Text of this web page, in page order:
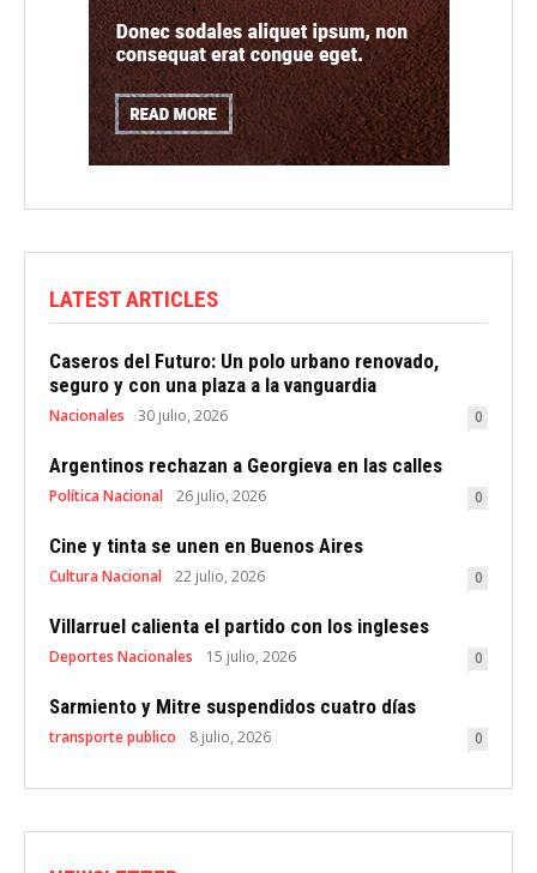
LATEST ARTICLES
Caseros del Futuro: Un polo urbano renovado,
seguro y con una plaza a la vanguardia
Nacionales 30 julio, 2026 0
Argentinos rechazan a Georgieva en las calles
Política Nacional 26 julio, 2026 0
Cine y tinta se unen en Buenos Aires
Cultura Nacional 22 julio, 2026 0
Villarruel calienta el partido con los ingleses
Deportes Nacionales 15 julio, 2026 0
Sarmiento y Mitre suspendidos cuatro días
transporte publico 8 julio, 2026 0